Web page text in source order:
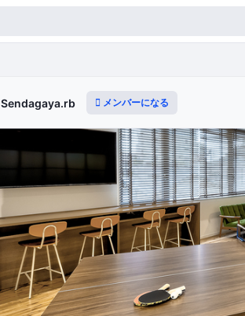
Sendagaya.rb メンバーになる